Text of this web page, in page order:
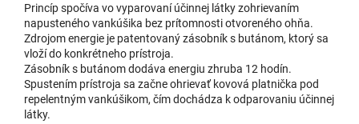
Princíp spočíva vo vyparovaní účinnej látky zohrievaním
napusteného vankúšika bez prítomnosti otvoreného ohňa.
Zdrojom energie je patentovaný zásobník s butánom, ktorý sa
vloží do konkrétneho prístroja.
Zásobník s butánom dodáva energiu zhruba 12 hodín.
Spustením prístroja sa začne ohrievať kovová platnička pod
repelentným vankúšikom, čím dochádza k odparovaniu účinnej
látky.